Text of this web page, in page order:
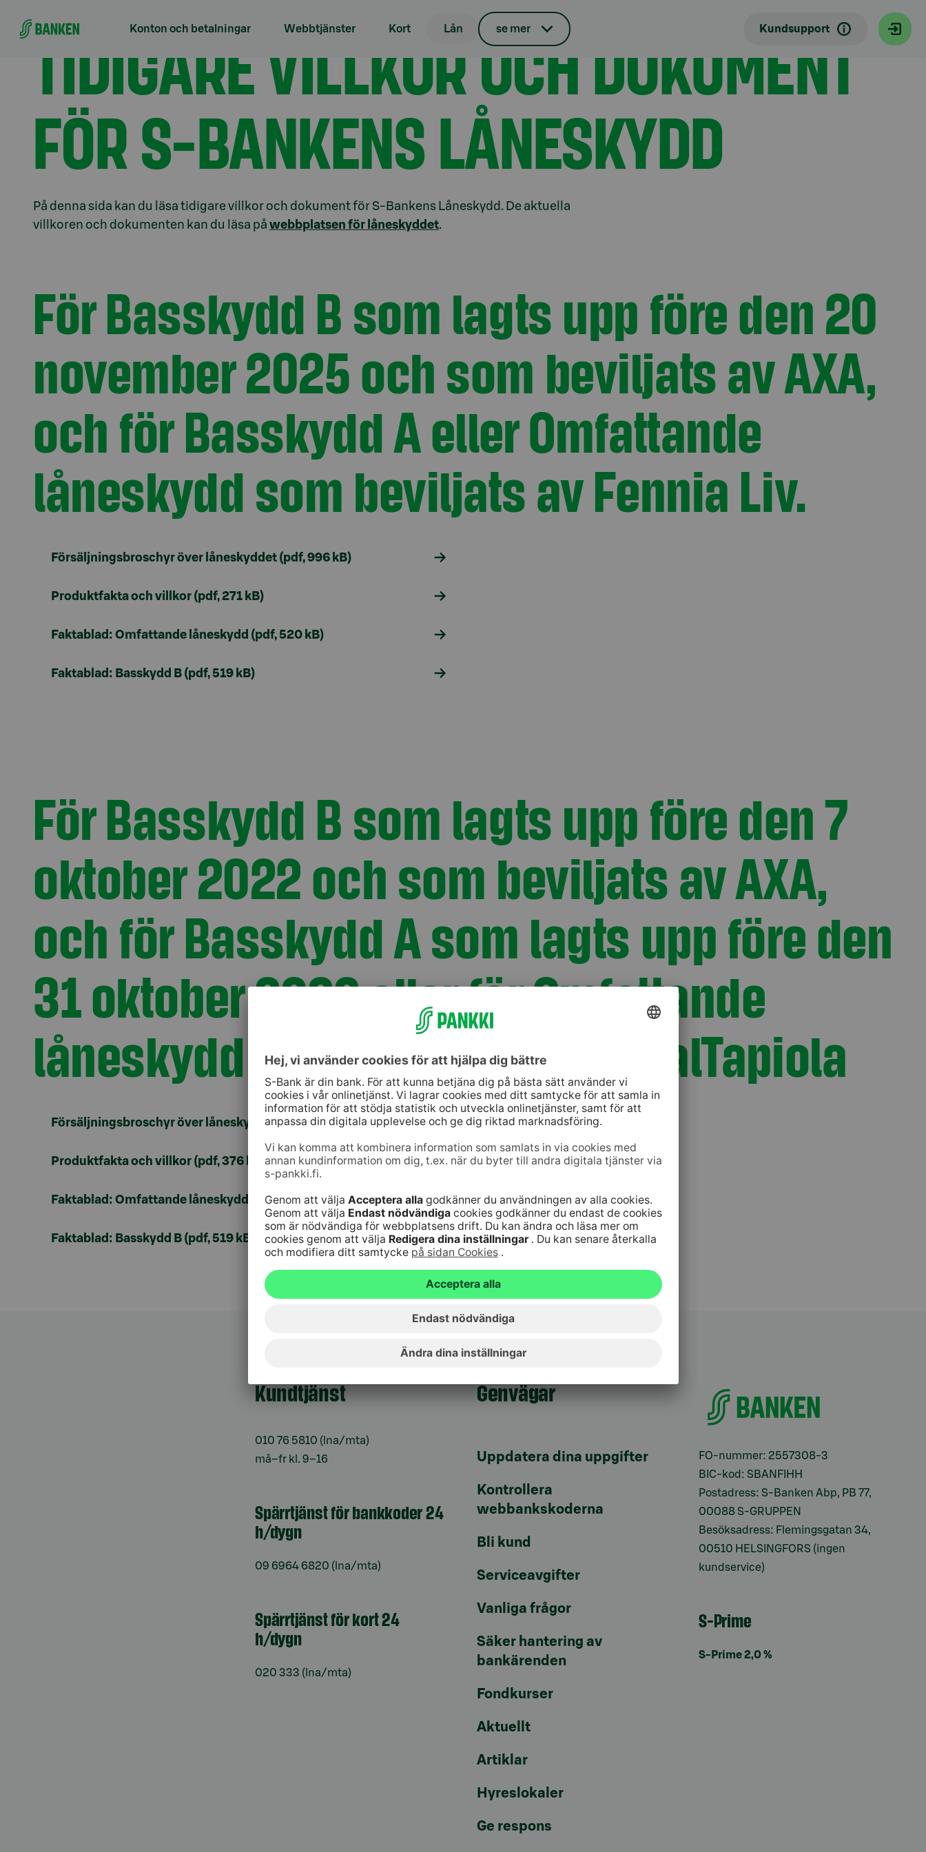
Konton och betalningar Webbtjänster Kort Lån se mer Kundsupport
TIDIGARE VILLKOR OCH DOKUMENT
FÖR S-BANKENS LÅNESKYDD
På denna sida kan du läsa tidigare villkor och dokument för S-Bankens Låneskydd. De aktuella
villkoren och dokumenten kan du läsa på webbplatsen för låneskyddet.
För Basskydd B som lagts upp före den 20
november 2025 och som beviljats av AXA,
och för Basskydd A eller Omfattande
låneskydd som beviljats av Fennia Liv.
Försäljningsbroschyr över låneskyddet (pdf, 996 kB)
Produktfakta och villkor (pdf, 271 kB)
Faktablad: Omfattande låneskydd (pdf, 520 kB)
Faktablad: Basskydd B (pdf, 519 kB)
För Basskydd B som lagts upp före den 7
oktober 2022 och som beviljats av AXA,
och för Basskydd A som lagts upp före den
31 oktober 2022 eller för Omfattande
låneskydd som beviljats av LokalTapiola
Försäljningsbroschyr över låneskyddet (pdf, 512 kB)
Produktfakta och villkor (pdf, 376 kB)
Faktablad: Omfattande låneskydd (pdf, 520 kB)
Faktablad: Basskydd B (pdf, 519 kB)
Kundtjänst
010 76 5810 (lna/mta)
må–fr kl. 9–16
Spärrtjänst för bankkoder 24
h/dygn
09 6964 6820 (lna/mta)
Spärrtjänst för kort 24
h/dygn
020 333 (lna/mta)
Genvägar
Uppdatera dina uppgifter
Kontrollera
webbankskoderna
Bli kund
Serviceavgifter
Vanliga frågor
Säker hantering av
bankärenden
Fondkurser
Aktuellt
Artiklar
Hyreslokaler
Ge respons
FO-nummer: 2557308-3
BIC-kod: SBANFIHH
Postadress: S-Banken Abp, PB 77,
00088 S-GRUPPEN
Besöksadress: Flemingsgatan 34,
00510 HELSINGFORS (ingen
kundservice)
S-Prime
S-Prime 2,0 %